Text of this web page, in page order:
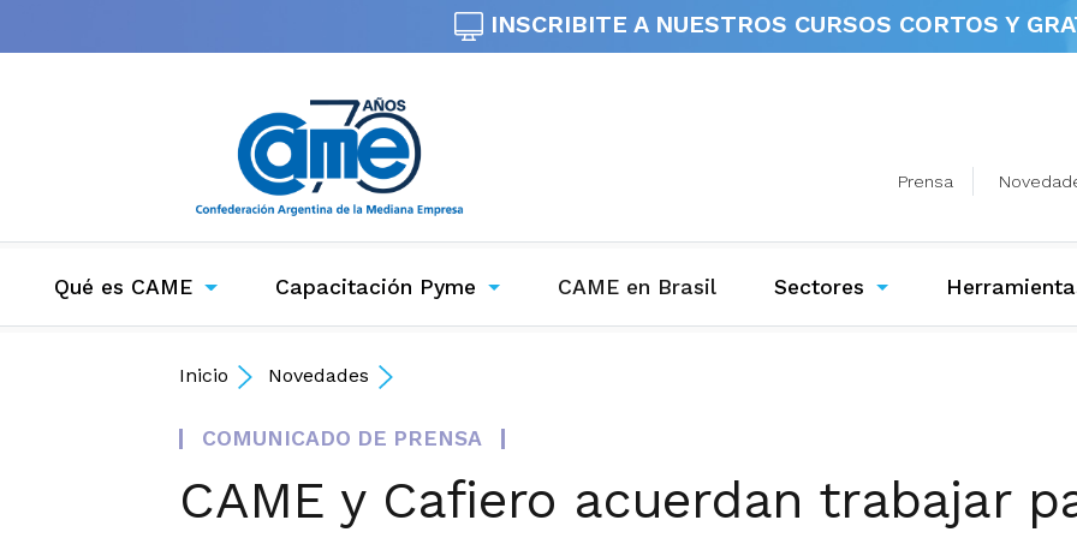
INSCRIBITE A NUESTROS CURSOS CORTOS Y
Prensa
Qué es CAME Capacitación Pyme CAME en Brasil(current)Sectores
Inicio Novedades
COMUNICADO DE PRENSA
CAME y Cafiero acuerdan trabajar